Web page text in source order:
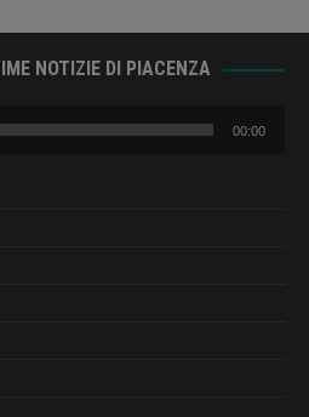
NOTIZIE DI PIACENZA
00:00